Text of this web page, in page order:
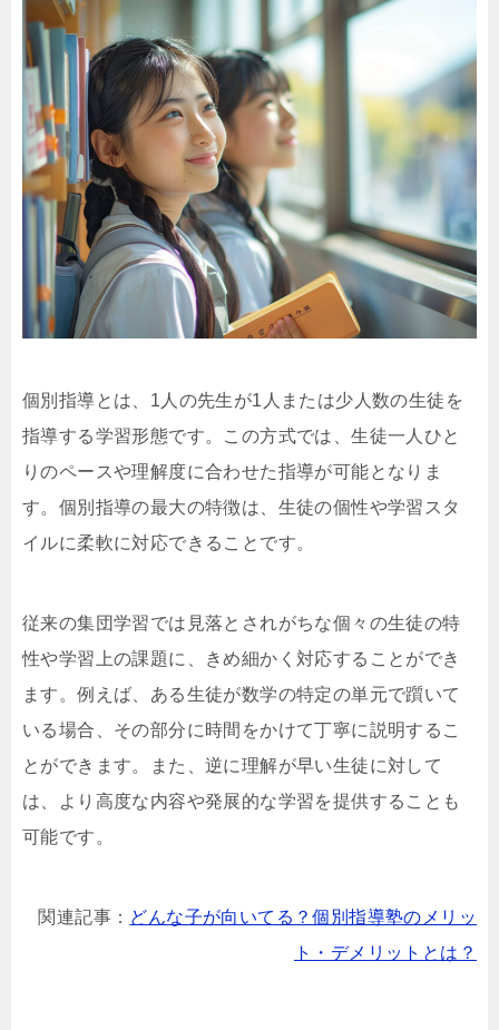
個別指導とは、1人の先生が1人または少人数の生徒を
指導する学習形態です。この方式では、生徒一人ひと
りのペースや理解度に合わせた指導が可能となりま
す。個別指導の最大の特徴は、生徒の個性や学習スタ
イルに柔軟に対応できることです。
従来の集団学習では見落とされがちな個々の生徒の特
性や学習上の課題に、きめ細かく対応することができ
ます。例えば、ある生徒が数学の特定の単元で躓いて
いる場合、その部分に時間をかけて丁寧に説明するこ
とができます。また、逆に理解が早い生徒に対して
は、より高度な内容や発展的な学習を提供することも
可能です。
関連記事： どんな子が向いてる？個別指導塾のメリッ
ト・デメリットとは？